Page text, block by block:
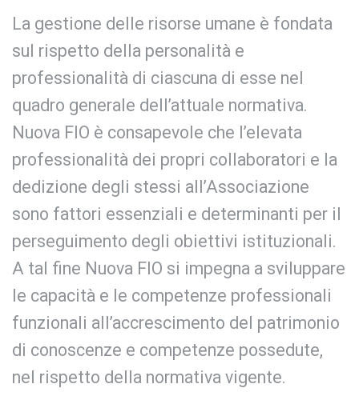
La gestione delle risorse umane è fondata
sul rispetto della personalità e
professionalità di ciascuna di esse nel
quadro generale dell’attuale normativa.
Nuova FIO è consapevole che l’elevata
professionalità dei propri collaboratori e la
dedizione degli stessi all’Associazione
sono fattori essenziali e determinanti per il
perseguimento degli obiettivi istituzionali.
A tal fine Nuova FIO si impegna a sviluppare
le capacità e le competenze professionali
funzionali all’accrescimento del patrimonio
di conoscenze e competenze possedute,
nel rispetto della normativa vigente.